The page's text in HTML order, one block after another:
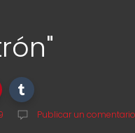
Publicar un comentario